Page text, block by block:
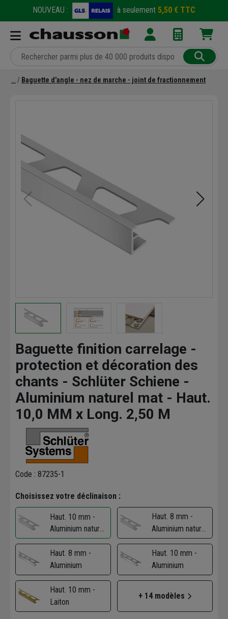
NOUVEAU : à seulement 5,50 € TTC
Baguette d'angle - nez de marche - joint de fractionnement
Baguette finition carrelage -
protection et décoration des
chants - Schlüter Schiene -
Aluminium naturel mat - Haut.
10,0 MM x Long. 2,50 M
Code : 87235-1
Choisissez votre déclinaison :
Haut. 10 mm -
Aluminium naturel
mat
Haut. 8 mm -
Aluminium naturel
mat
Haut. 8 mm -
Aluminium
Haut. 10 mm -
Aluminium
Haut. 10 mm -
Laiton
+ 14 modèles